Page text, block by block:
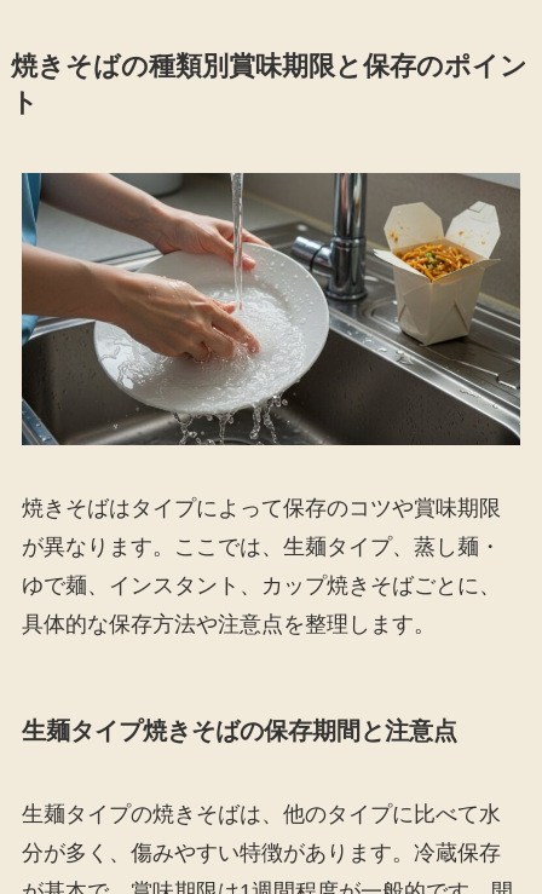
焼きそばの種類別賞味期限と保存のポイン
ト
焼きそばはタイプによって保存のコツや賞味期限
が異なります。ここでは、生麺タイプ、蒸し麺・
ゆで麺、インスタント、カップ焼きそばごとに、
具体的な保存方法や注意点を整理します。
生麺タイプ焼きそばの保存期間と注意点
生麺タイプの焼きそばは、他のタイプに比べて水
分が多く、傷みやすい特徴があります。冷蔵保存